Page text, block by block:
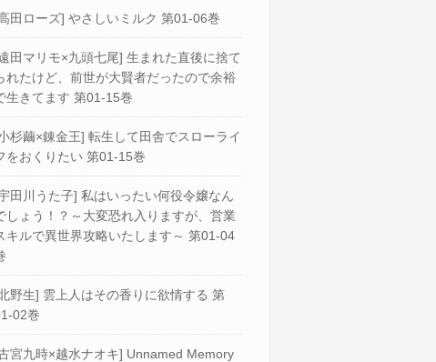
田ローズ] やさしいミルク 第01-06巻
田マリモ×九頭七尾] 生まれた直後に捨て
れたけど、前世が大賢者だったので余裕
生きてます 第01-15巻
杉繭×錬金王] 転生して田舎でスローライ
をおくりたい 第01-15巻
田川うた子] 私はいったい何役令嬢なん
しょう！？～大変恐れ入りますが、営業
キルで異世界攻略いたします～ 第01-04
野生] 雲上人はその香りに欲情する 第
02巻
宮九時×越水ナオキ] Unnamed Memory